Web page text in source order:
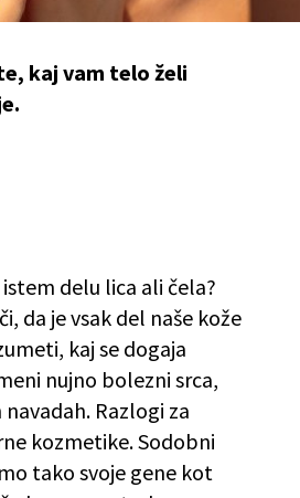
kaj vam telo želi
delu lica ali čela?
da je vsak del naše kože
kaj se dogaja
nujno bolezni srca,
Razlogi za
kozmetike. Sodobni
tako svoje gene kot